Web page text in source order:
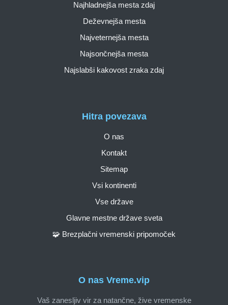
O nas Vreme.vip
Vaš zanesljiv vir za natančne, žive vremenske
Hitra povezava
O nas
Kontakt
Sitemap
Vsi kontinenti
Vse države
Glavne mestne države sveta
🧩 Brezplačni vremenski pripomoček
Najhladnejša mesta zdaj
Deževnejša mesta
Najveternejša mesta
Najsončnejša mesta
Najslabši kakovost zraka zdaj